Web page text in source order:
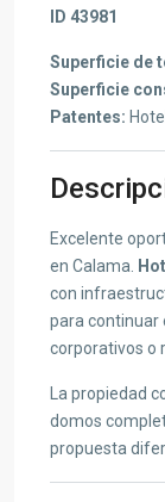
ID 43981
Superficie de
Superficie
Patentes:
Excelente
en Calama.
con
para continuar
corporativos o
La propiedad
domos
propuesta